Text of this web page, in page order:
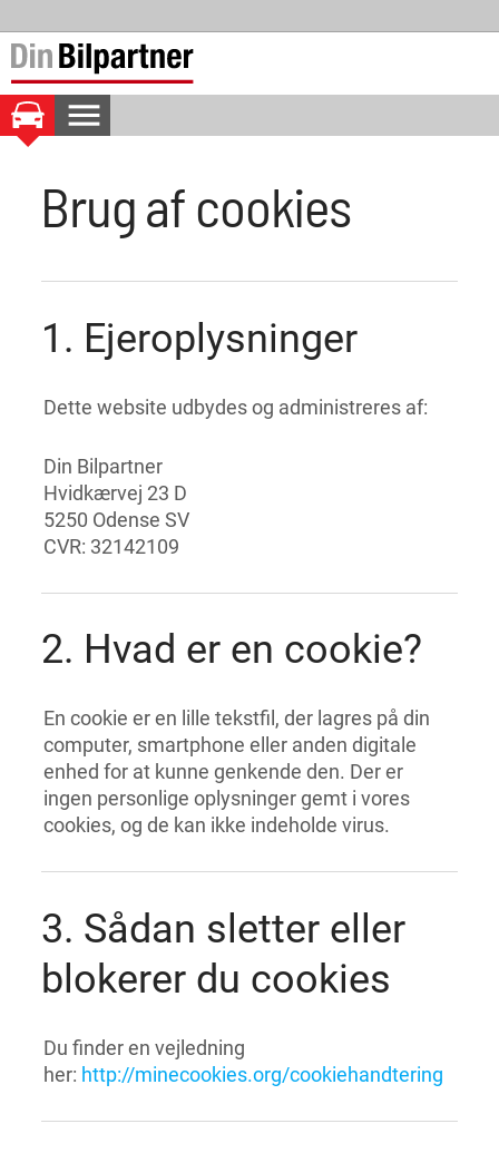
menu
OVERSIGT
Brug af cookies
1. Ejeroplysninger
Dette website udbydes og administreres af:
Din Bilpartner
Hvidkærvej 23 D
5250 Odense SV
CVR: 32142109
2. Hvad er en cookie?
En cookie er en lille tekstfil, der lagres på din
computer, smartphone eller anden digitale
enhed for at kunne genkende den. Der er
ingen personlige oplysninger gemt i vores
cookies, og de kan ikke indeholde virus.
3. Sådan sletter eller
blokerer du cookies
Du finder en vejledning
her: http://minecookies.org/cookiehandtering